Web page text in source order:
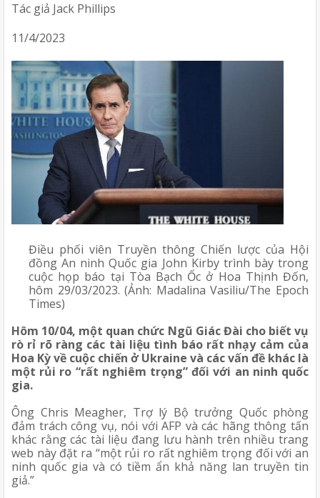
Tác giả Jack Phillips
11/4/2023
Điều phối viên Truyền thông Chiến lược của Hội
đồng An ninh Quốc gia John Kirby trình bày trong
cuộc họp báo tại Tòa Bạch Ốc ở Hoa Thịnh Đốn,
hôm 29/03/2023. (Ảnh: Madalina Vasiliu/The Epoch
Times)
Hôm 10/04, một quan chức Ngũ Giác Đài cho biết vụ
rò rỉ rõ ràng các tài liệu tình báo rất nhạy cảm của
Hoa Kỳ về cuộc chiến ở Ukraine và các vấn đề khác là
một rủi ro “rất nghiêm trọng” đối với an ninh quốc
gia.
Ông Chris Meagher, Trợ lý Bộ trưởng Quốc phòng
đảm trách công vụ, nói với AFP và các hãng thông tấn
khác rằng các tài liệu đang lưu hành trên nhiều trang
web này đặt ra “một rủi ro rất nghiêm trọng đối với an
ninh quốc gia và có tiềm ẩn khả năng lan truyền tin
giả.”